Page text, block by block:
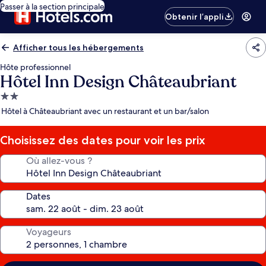
Passer à la section principale
Obtenir l’appli
Afficher tous les hébergements
Hôte professionnel
Hôtel Inn Design Châteaubriant
Hébergement
2.0 étoiles
Hôtel à Châteaubriant avec un restaurant et un bar/salon
Choisissez des dates pour voir les prix
Où allez-vous ?
Dates
Voyageurs